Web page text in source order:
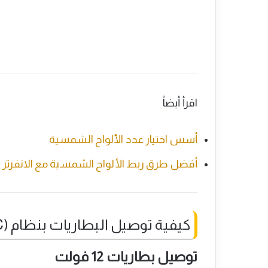
اقرأ أيضاً
أسس اختيار عدد الألواح الشمسية
أفضل طرق ربط الألواح الشمسية مع
كيفية توصيل البطاريات بنظام (24VDC)
توصيل بطاريات 12 فولت